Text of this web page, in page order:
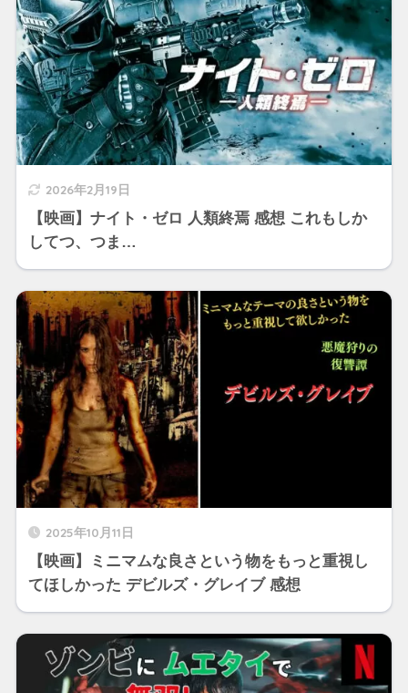
2026年2月19日
【映画】ナイト・ゼロ 人類終焉 感想 これもしか
してつ、つま…
2025年10月11日
【映画】ミニマムな良さという物をもっと重視し
てほしかった デビルズ・グレイブ 感想